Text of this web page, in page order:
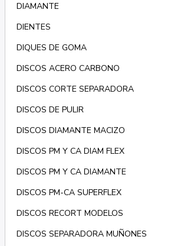
DIAMANTE
DIENTES
DIQUES DE GOMA
DISCOS ACERO CARBONO
DISCOS CORTE SEPARADORA
DISCOS DE PULIR
DISCOS DIAMANTE MACIZO
DISCOS PM Y CA DIAM FLEX
DISCOS PM Y CA DIAMANTE
DISCOS PM-CA SUPERFLEX
DISCOS RECORT MODELOS
DISCOS SEPARADORA MUÑONES